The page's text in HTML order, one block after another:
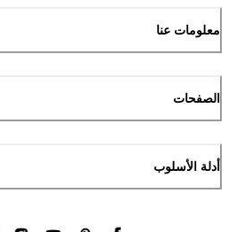
معلومات عنا
الصفحات
أدلة الأسلوب